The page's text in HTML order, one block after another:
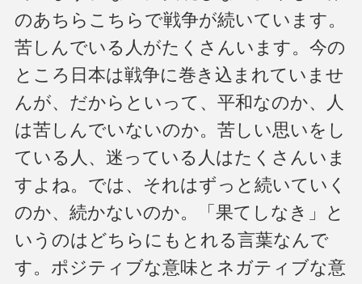
のあちらこちらで戦争が続いています。
苦しんでいる人がたくさんいます。今の
ところ日本は戦争に巻き込まれていませ
んが、だからといって、平和なのか、人
は苦しんでいないのか。苦しい思いをし
ている人、迷っている人はたくさんいま
すよね。では、それはずっと続いていく
のか、続かないのか。「果てしなき」と
いうのはどちらにもとれる言葉なんで
す。ポジティブな意味とネガティブな意